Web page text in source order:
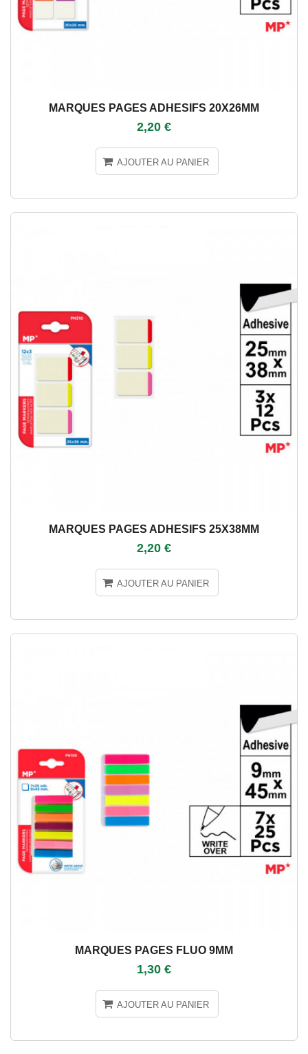
MARQUES PAGES ADHESIFS 20X26MM
2,20 €
AJOUTER AU PANIER
MARQUES PAGES ADHESIFS 25X38MM
2,20 €
AJOUTER AU PANIER
MARQUES PAGES FLUO 9MM
1,30 €
AJOUTER AU PANIER